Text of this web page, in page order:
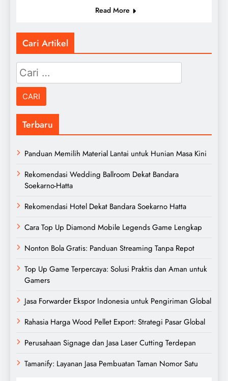
Read More
Cari Artikel
Cari
untuk:
Terbaru
Panduan Memilih Material Lantai untuk Hunian Masa Kini
Rekomendasi Wedding Ballroom Dekat Bandara
Soekarno-Hatta
Rekomendasi Hotel Dekat Bandara Soekarno Hatta
Cara Top Up Diamond Mobile Legends Game Lengkap
Nonton Bola Gratis: Panduan Streaming Tanpa Repot
Top Up Game Terpercaya: Solusi Praktis dan Aman untuk
Gamers
Jasa Forwarder Ekspor Indonesia untuk Pengiriman Global
Rahasia Harga Wood Pellet Export: Strategi Pasar Global
Perusahaan Signage dan Jasa Laser Cutting Terdepan
Tamanify: Layanan Jasa Pembuatan Taman Nomor Satu